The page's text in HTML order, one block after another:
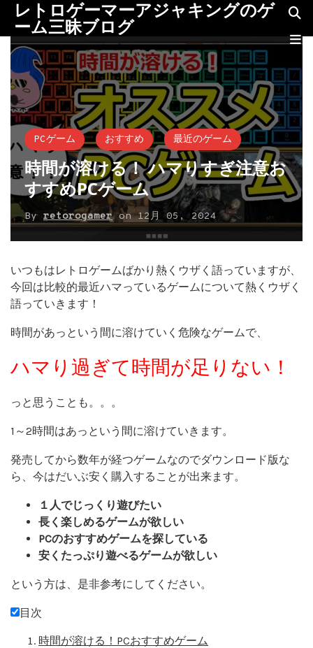
レトロゲーマーアジャキングのゲ
ーム三昧ブログ
PCゲーム おすすめ 最近のゲーム
時間が溶ける！ ハマりすぎ注意お
すすめPCゲーム
Byretorogameron12月 05, 2024
いつもはレトロゲームばかり熱くウザく語っていますが、
今回は比較的最近ハマっているゲームについて熱くウザく
語っていきます！
時間があっという間に溶けていく危険なゲームで、
ハマり過ぎて時間が足りない！
っと思うことも。。。
1～2時間はあっという間に溶けていきます。
発売してから数年が経つゲームなのでダウンロード版な
ら、今はだいぶ安く購入することが出来ます。
１人でじっくり遊びたい
長く楽しめるゲームが欲しい
PCのおすすめゲームを探している
安くたっぷり遊べるゲームが欲しい
という方は、是非参考にしてください。
目次
時間が溶ける！PCおすすめゲーム